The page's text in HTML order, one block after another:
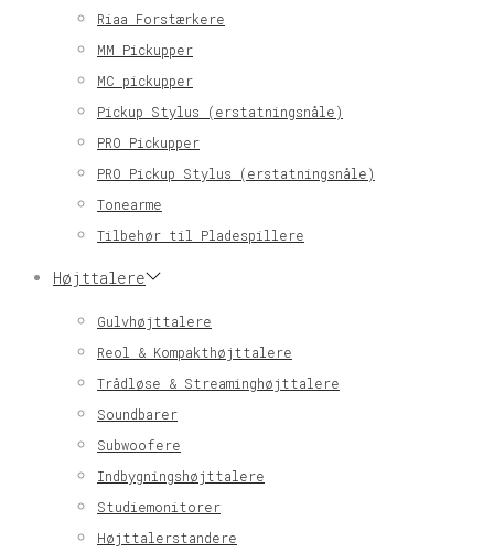
Riaa Forstærkere
MM Pickupper
MC pickupper
Pickup Stylus (erstatningsnåle)
PRO Pickupper
PRO Pickup Stylus (erstatningsnåle)
Tonearme
Tilbehør til Pladespillere
Højttalere
Gulvhøjttalere
Reol & Kompakthøjttalere
Trådløse & Streaminghøjttalere
Soundbarer
Subwoofere
Indbygningshøjttalere
Studiemonitorer
Højttalerstandere